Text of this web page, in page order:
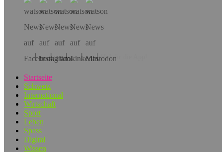
Hol dir die App!
Startseite
Schweiz
International
Wirtschaft
Sport
Leben
Spass
Digital
Wissen